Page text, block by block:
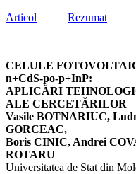
Articol
Rezumat
CELULE
n+CdS-po-p+InP:
APLICĂRI
ALE CERCETĂRILOR
Vasile BOTNARIUC,
GORCEAC,
Boris CINIC, Andrei
ROTARU
Universitatea de Stat din